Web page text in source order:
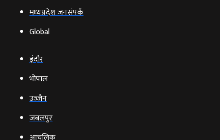
मध्यप्रदेश जनसंपर्क
Global
इंदौर
भोपाल
उज्‍जैन
जबलपुर